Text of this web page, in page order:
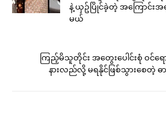
နဲ့ ယှဥ်ပြိုင်ခဲ့တဲ့ အကြောင်း
မယ်
ကြည့်မိသူတိုင်း အတွေးပေါင်းစုံ ဝင်ရေ
နားလည်လို့ မရနိုင်ဖြစ်သွားစေတဲ့ ဓ